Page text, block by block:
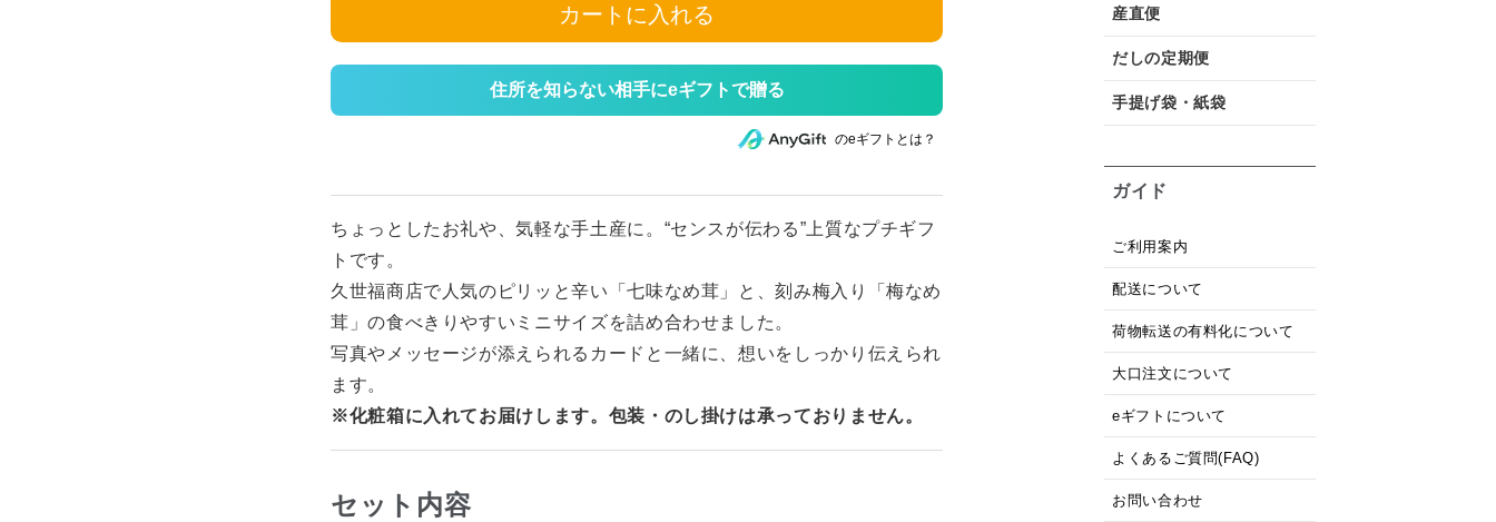
カートに入れる
住所を知らない相手にeギフトで贈る
のeギフトとは？
ちょっとしたお礼や、気軽な手土産に。“センスが伝わる”上質なプチギフ
トです。
久世福商店で人気のピリッと辛い「七味なめ茸」と、刻み梅入り「梅なめ
茸」の食べきりやすいミニサイズを詰め合わせました。
写真やメッセージが添えられるカードと一緒に、想いをしっかり伝えられ
ます。
※化粧箱に入れてお届けします。包装・のし掛けは承っておりません。
セット内容
産直便
だしの定期便
手提げ袋・紙袋
ガイド
ご利用案内
配送について
荷物転送の有料化について
大口注文について
eギフトについて
よくあるご質問(FAQ)
お問い合わせ